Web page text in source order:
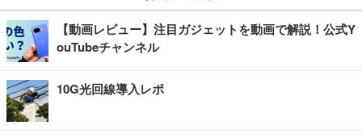
【動画レビュー】注目ガジェットを動画で解説！公式Y
ouTubeチャンネル
10G光回線導入レポ